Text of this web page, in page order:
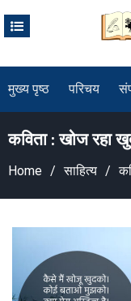
मुख्य पृष्ठ परिचय
कविता : खोज रहा
Home साहित्य